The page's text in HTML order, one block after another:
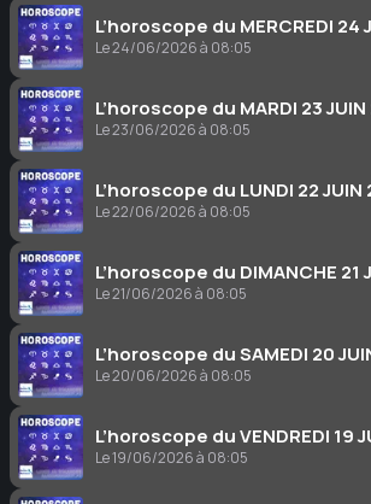
L’horoscope du MERCREDI 24
Le 24/06/2026 à 08:05
L’horoscope du MARDI 23
Le 23/06/2026 à 08:05
L’horoscope du LUNDI 22 JUIN
Le 22/06/2026 à 08:05
L’horoscope du DIMANCHE 21
Le 21/06/2026 à 08:05
L’horoscope du SAMEDI 20
Le 20/06/2026 à 08:05
L’horoscope du VENDREDI 19
Le 19/06/2026 à 08:05